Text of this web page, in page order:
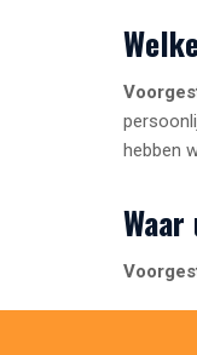
hebben